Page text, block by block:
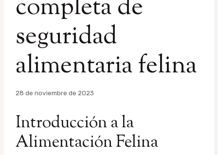
completa de
seguridad
alimentaria felina
Por
28 de noviembre de 2023
Introducción a la
Alimentación Felina